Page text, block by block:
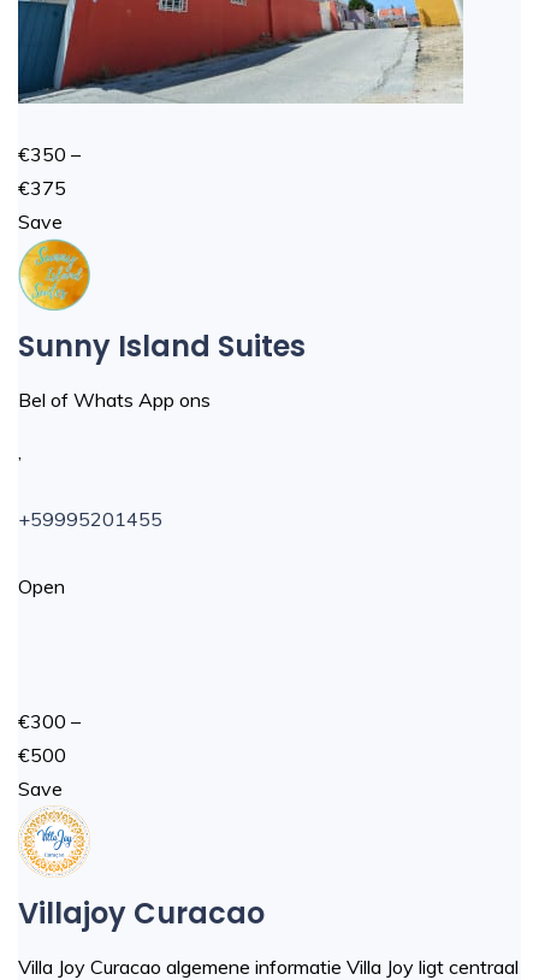
€350 –
€375
Save
Sunny Island Suites
Bel of Whats App ons
+59995201455
Open
€300 –
€500
Save
Villajoy Curacao
Villa Joy Curacao algemene informatie Villa Joy ligt centraal